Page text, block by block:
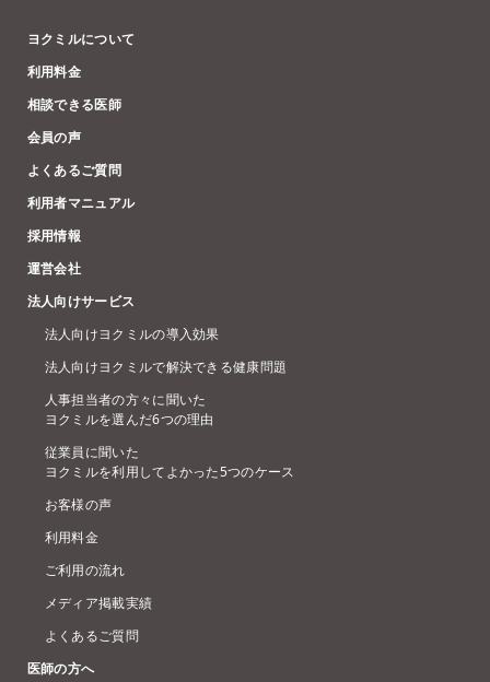
ヨクミルについて
利用料金
相談できる医師
会員の声
よくあるご質問
利用者マニュアル
採用情報
運営会社
法人向けサービス
法人向けヨクミルの導入効果
法人向けヨクミルで解決できる健康問題
人事担当者の方々に聞いた
ヨクミルを選んだ6つの理由
従業員に聞いた
ヨクミルを利用してよかった5つのケース
お客様の声
利用料金
ご利用の流れ
メディア掲載実績
よくあるご質問
医師の方へ